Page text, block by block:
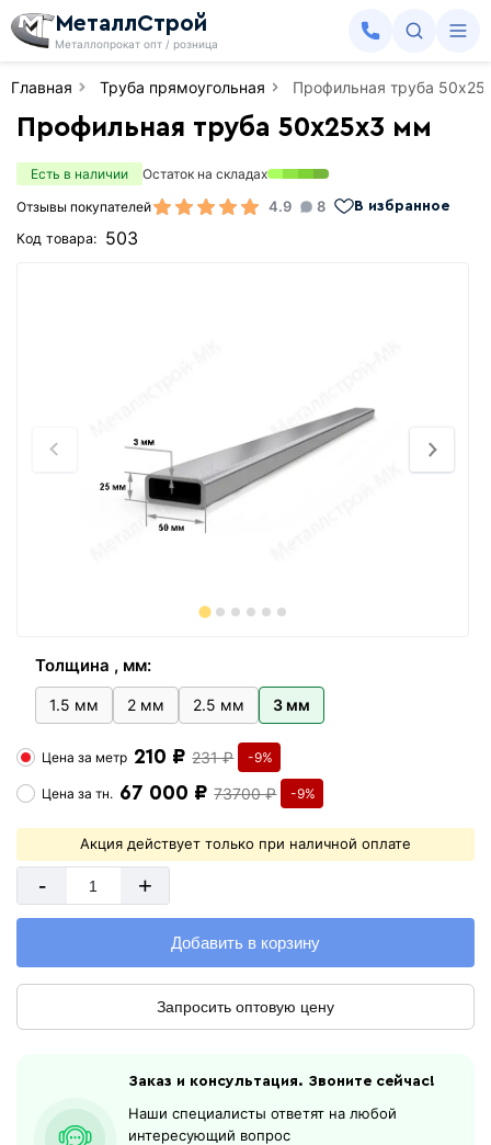
МеталлСтрой
Металлопрокат опт / розница
Главная Труба прямоугольная Профильная труба
Профильная труба 50х25х3 мм
Есть в наличии
Остаток на складах
Отзывы покупателей
4.9 8 В избранное
Код товара: 503
Толщина , мм:
1.5 мм 2 мм 2.5 мм 3 мм
Цена за метр 210 ₽ 231 ₽ -9%
Цена затн. 67 000 ₽ 73700 ₽ -9%
Акция действует только при наличной оплате
- +
Добавить в корзину
Запросить оптовую цену
Заказ и консультация. Звоните сейчас!
Наши специалисты ответят на любой
интересующий вопрос